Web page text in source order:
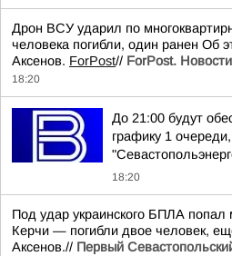
Дрон ВСУ ударил по
человека погибли, один ранен Об
Аксенов. ForPost// ForPost.
18:20
До 21:00 будут
графику 1
18:20
Под удар украинского БПЛА попал
Керчи — погибли двое человек,
Аксенов.// Первый